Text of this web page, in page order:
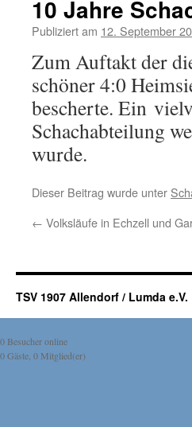
10 Jahre
Publiziert am 12. September
Zum Auftakt der
schöner 4:0
bescherte. Ein
Schachabteilung
wurde.
Dieser Beitrag wurde unter
← Volksläufe in Echzell und
TSV 1907 Allendorf / Lumda e.V.
0 Besucher online
0 Gäste, 0 Mitglied(er)